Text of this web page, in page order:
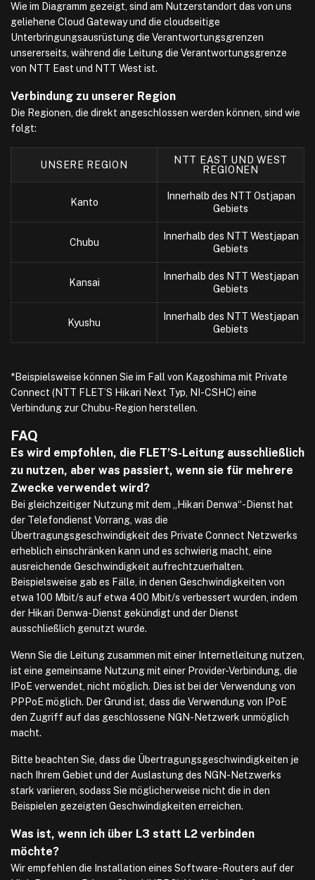
Wie im Diagramm gezeigt, sind am Nutzerstandort das von uns
geliehene Cloud Gateway und die cloudseitige
Unterbringungsausrüstung die Verantwortungsgrenzen
unsererseits, während die Leitung die Verantwortungsgrenze
von NTT East und NTT West ist.
Verbindung zu unserer Region
Die Regionen, die direkt angeschlossen werden können, sind wie
folgt:
UNSERE REGION
NTT EAST UND WEST
REGIONEN
Kanto
Innerhalb des NTT Ostjapan
Gebiets
Chubu
Innerhalb des NTT Westjapan
Gebiets
Kansai
Innerhalb des NTT Westjapan
Gebiets
Kyushu
Innerhalb des NTT Westjapan
Gebiets
*Beispielsweise können Sie im Fall von Kagoshima mit Private
Connect (NTT FLET’S Hikari Next Typ, NI-CSHC) eine
Verbindung zur Chubu-Region herstellen.
FAQ
Es wird empfohlen, die FLET’S-Leitung ausschließlich
zu nutzen, aber was passiert, wenn sie für mehrere
Zwecke verwendet wird?
Bei gleichzeitiger Nutzung mit dem „Hikari Denwa“-Dienst hat
der Telefondienst Vorrang, was die
Übertragungsgeschwindigkeit des Private Connect Netzwerks
erheblich einschränken kann und es schwierig macht, eine
ausreichende Geschwindigkeit aufrechtzuerhalten.
Beispielsweise gab es Fälle, in denen Geschwindigkeiten von
etwa 100 Mbit/s auf etwa 400 Mbit/s verbessert wurden, indem
der Hikari Denwa-Dienst gekündigt und der Dienst
ausschließlich genutzt wurde.
Wenn Sie die Leitung zusammen mit einer Internetleitung nutzen,
ist eine gemeinsame Nutzung mit einer Provider-Verbindung, die
IPoE verwendet, nicht möglich. Dies ist bei der Verwendung von
PPPoE möglich. Der Grund ist, dass die Verwendung von IPoE
den Zugriff auf das geschlossene NGN-Netzwerk unmöglich
macht.
Bitte beachten Sie, dass die Übertragungsgeschwindigkeiten je
nach Ihrem Gebiet und der Auslastung des NGN-Netzwerks
stark variieren, sodass Sie möglicherweise nicht die in den
Beispielen gezeigten Geschwindigkeiten erreichen.
Was ist, wenn ich über L3 statt L2 verbinden
möchte?
Wir empfehlen die Installation eines Software-Routers auf der